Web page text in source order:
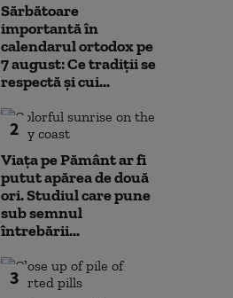
Sărbătoare
importantă în
calendarul ortodox pe
7 august: Ce tradiții se
respectă și cui...
2
Viața pe Pământ ar fi
putut apărea de două
ori. Studiul care pune
sub semnul
întrebării...
3